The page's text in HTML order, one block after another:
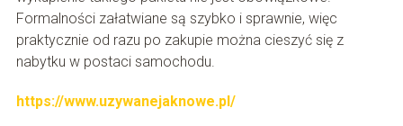
Formalności załatwiane są szybko i sprawnie, więc
praktycznie od razu po zakupie można cieszyć się z
nabytku w postaci samochodu.
https://www.uzywanejaknowe.pl/